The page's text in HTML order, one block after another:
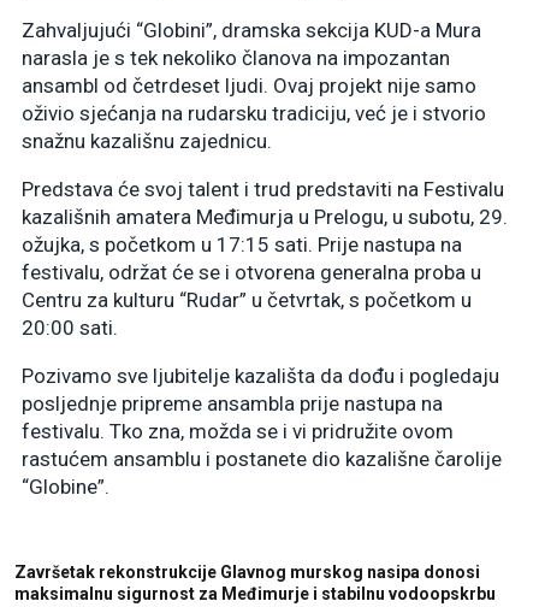
Zahvaljujući “Globini”, dramska sekcija KUD-a Mura
narasla je s tek nekoliko članova na impozantan
ansambl od četrdeset ljudi. Ovaj projekt nije samo
oživio sjećanja na rudarsku tradiciju, već je i stvorio
snažnu kazališnu zajednicu.
Predstava će svoj talent i trud predstaviti na Festivalu
kazališnih amatera Međimurja u Prelogu, u subotu, 29.
ožujka, s početkom u 17:15 sati. Prije nastupa na
festivalu, održat će se i otvorena generalna proba u
Centru za kulturu “Rudar” u četvrtak, s početkom u
20:00 sati.
Pozivamo sve ljubitelje kazališta da dođu i pogledaju
posljednje pripreme ansambla prije nastupa na
festivalu. Tko zna, možda se i vi pridružite ovom
rastućem ansamblu i postanete dio kazališne čarolije
“Globine”.
Završetak rekonstrukcije Glavnog murskog nasipa donosi
maksimalnu sigurnost za Međimurje i stabilnu vodoopskrbu